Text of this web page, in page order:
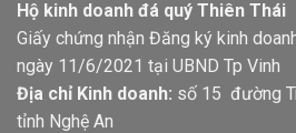
Hộ kinh doanh đá quý
Giấy chứng nhận Đăng ký kinh
ngày 11/6/2021 tại UBND Tp Vinh
Địa chỉ Kinh doanh: số 15 đường
tỉnh Nghệ An